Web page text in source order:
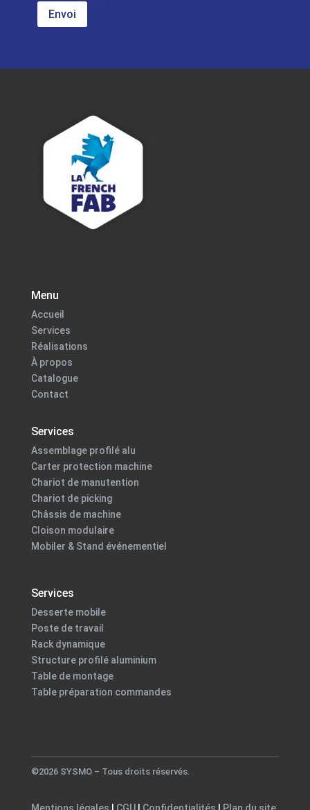
Envoi
Menu
Accueil
Services
Réalisations
À propos
Catalogue
Contact
Services
Assemblage profilé alu
Carter protection machine
Chariot de manutention
Chariot de picking
Châssis de machine
Cloison modulaire
Mobiler & Stand événementiel
Services
Desserte mobile
Poste de travail
Rack dynamique
Structure profilé aluminium
Table de montage
Table préparation commandes
©2026 SYSMO – Tous droits réservés.
Mentions légales CGU Confidentialités Plan du site